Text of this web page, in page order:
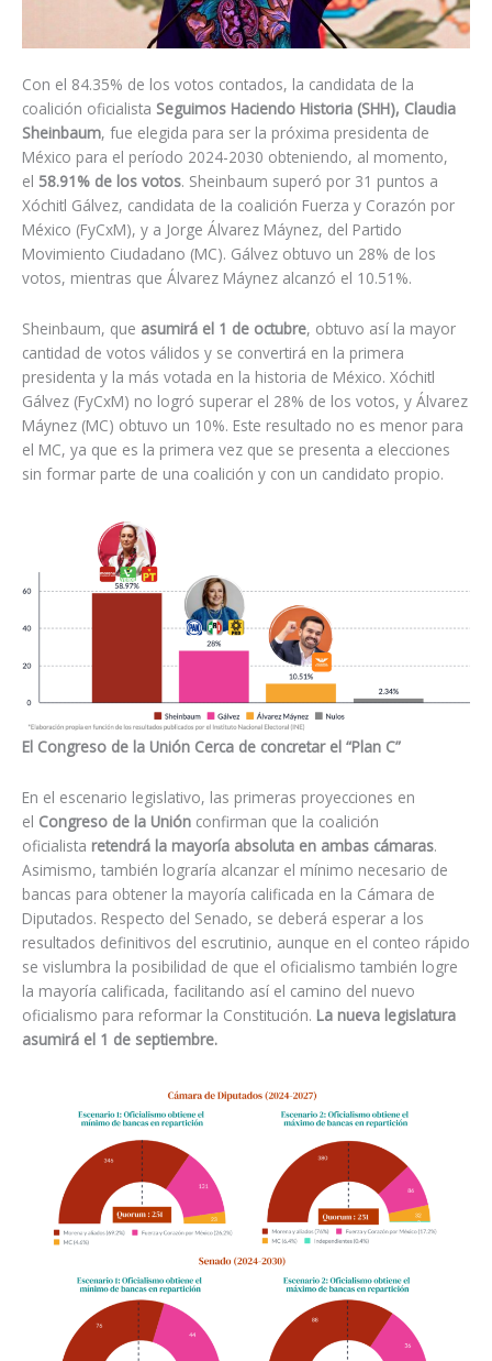
Con el 84.35% de los votos contados, la candidata de la
coalición oficialista Seguimos Haciendo Historia (SHH), Claudia
Sheinbaum, fue elegida para ser la próxima presidenta de
México para el período 2024-2030 obteniendo, al momento,
el 58.91% de los votos. Sheinbaum superó por 31 puntos a
Xóchitl Gálvez, candidata de la coalición Fuerza y Corazón por
México (FyCxM), y a Jorge Álvarez Máynez, del Partido
Movimiento Ciudadano (MC). Gálvez obtuvo un 28% de los
votos, mientras que Álvarez Máynez alcanzó el 10.51%.
Sheinbaum, que asumirá el 1 de octubre, obtuvo así la mayor
cantidad de votos válidos y se convertirá en la primera
presidenta y la más votada en la historia de México. Xóchitl
Gálvez (FyCxM) no logró superar el 28% de los votos, y Álvarez
Máynez (MC) obtuvo un 10%. Este resultado no es menor para
el MC, ya que es la primera vez que se presenta a elecciones
sin formar parte de una coalición y con un candidato propio.
El Congreso de la Unión Cerca de concretar el “Plan C”
En el escenario legislativo, las primeras proyecciones en
el Congreso de la Unión confirman que la coalición
oficialista retendrá la mayoría absoluta en ambas cámaras.
Asimismo, también lograría alcanzar el mínimo necesario de
bancas para obtener la mayoría calificada en la Cámara de
Diputados. Respecto del Senado, se deberá esperar a los
resultados definitivos del escrutinio, aunque en el conteo rápido
se vislumbra la posibilidad de que el oficialismo también logre
la mayoría calificada, facilitando así el camino del nuevo
oficialismo para reformar la Constitución. La nueva legislatura
asumirá el 1 de septiembre.